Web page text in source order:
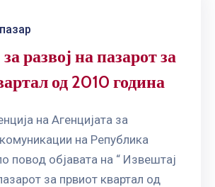
развој на пазарот за
од 2010 година
на Агенцијата за
на Република
повод објавата на “ Извештај
за првиот квартал од